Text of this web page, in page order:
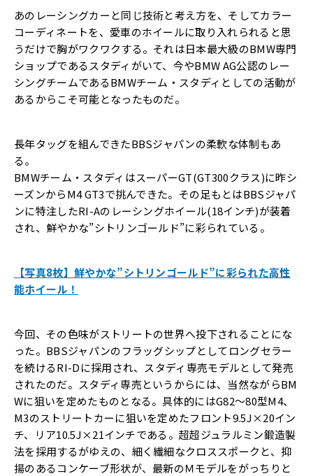
あのレーシングカーと同じ技術と考え方を、そしてカラー
コーディネートを、愛車のホイールに取り入れられると思
うだけで胸がワクワクする。それは日本最大級のBMW専門
ショップであるスタディがいて、今やBMW AG公認のレー
シングチームであるBMWチーム・スタディとしての活動が
あるからこそ可能となったものだ。
長年タッグを組んできたBBSジャパンの柔軟な体制もあ
る。
BMWチーム・スタディはスーパーGT(GT300クラス)に昨シ
ーズンからM4 GT3で挑んできた。その足もとはBBSジャパ
ンに特注したRI-Aのレーシングホイール(18インチ)が装着
され、鮮やかな”シトリンゴールド”に彩られている。
【写真8枚】鮮やかな”シトリンゴールド”に彩られた高性
能ホイール！
今回、その色味がストリートの世界へ投下されることにな
った。BBSジャパンのフラッグシップとしてロングセラー
を続けるRI-Dに採用され、スタディ専売モデルとして発売
されたのだ。スタディ専売というからには、当然ながらBM
Wに狙いを定めたものとなる。具体的にはG82～80型M4、
M3のストリートカーに狙いを定めたフロント9.5J×20イン
チ、リア10.5J×21インチである。超超ジュラルミン鍛造製
法を採用するがゆえの、細く繊細なクロススポークと、抑
揚のあるコンケーブ形状が、最新のＭモデルをがっちりと